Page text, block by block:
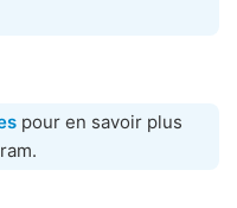
pour en savoir plus